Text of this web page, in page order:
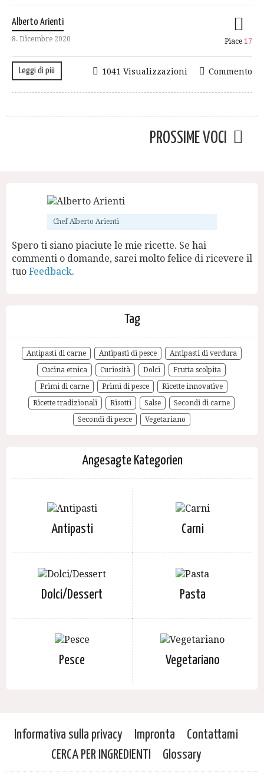
Alberto Arienti
8. Dicembre 2020 Piace 17
Leggi di più Commento
1041 Visualizzazioni
PROSSIME VOCI
Chef Alberto Arienti
Spero ti siano piaciute le mie ricette. Se hai
commenti o domande, sarei molto felice di ricevere il
tuo Feedback.
Tag
Antipasti di carne Antipasti di pesce
Antipasti di verdura
Cucina etnica
Curiosità Dolci
Frutta scolpita
Primi di carne
Primi di pesce
Ricette innovative
Ricette tradizionali
Risotti Salse
Secondi di carne
Secondi di pesce
Vegetariano
Angesagte Kategorien
Antipasti Carni
Dolci/Dessert Pasta
Pesce Vegetariano
Informativa sulla privacy Impronta
Contattami
CERCA PER INGREDIENTI
Glossary